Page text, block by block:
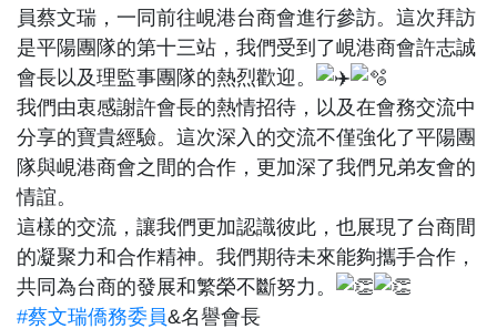
員蔡文瑞，一同前往峴港台商會進行參訪。這次拜訪
是平陽團隊的第十三站，我們受到了峴港商會許志誠
會長以及理監事團隊的熱烈歡迎。
我們由衷感謝許會長的熱情招待，以及在會務交流中
分享的寶貴經驗。這次深入的交流不僅強化了平陽團
隊與峴港商會之間的合作，更加深了我們兄弟友會的
情誼。
這樣的交流，讓我們更加認識彼此，也展現了台商間
的凝聚力和合作精神。我們期待未來能夠攜手合作，
共同為台商的發展和繁榮不斷努力。
#蔡文瑞僑務委員&名譽會長